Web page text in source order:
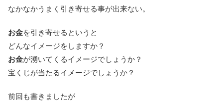
なかなかうまく引き寄せる事が出来ない。
お金を引き寄せるというと
どんなイメージをしますか？
お金が湧いてくるイメージでしょうか？
宝くじが当たるイメージでしょうか？
前回も書きましたが